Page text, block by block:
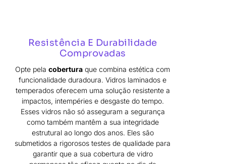
Resistência E Durabilidade
Comprovadas
Opte pelacobertura que combina estética com
funcionalidade duradoura. Vidros laminados e
temperados oferecem uma solução resistente a
impactos, intempéries e desgaste do tempo.
Esses vidros não só asseguram a segurança
como também mantêm a sua integridade
estrutural ao longo dos anos. Eles são
submetidos a rigorosos testes de qualidade para
garantir que a sua cobertura de vidro